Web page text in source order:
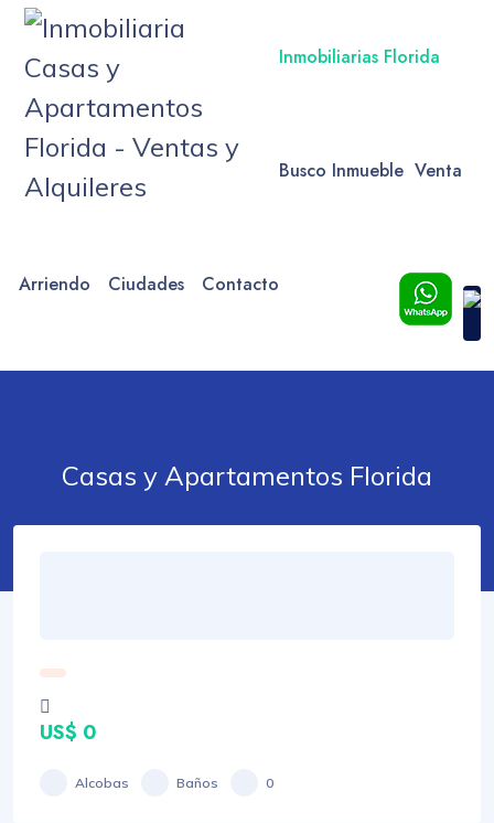
Inmobiliarias Florida
Busco Inmueble Venta
Arriendo Ciudades Contacto
Casas y Apartamentos Florida
US$ 0
Alcobas Baños 0